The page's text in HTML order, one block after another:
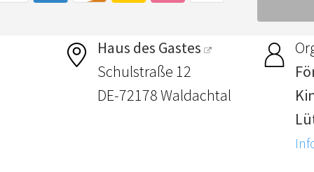
Haus des Gastes
Schulstraße 12
DE-72178 Waldachtal